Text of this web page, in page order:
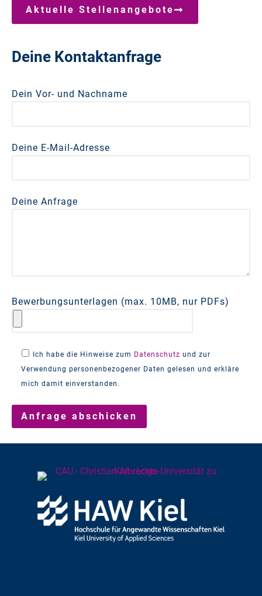
Aktuelle Stellenangebote
Deine Kontaktanfrage
Dein Vor- und Nachname
Deine E-Mail-Adresse
Deine Anfrage
Bewerbungsunterlagen (max. 10MB, nur PDFs)
Ich habe die Hinweise zum Datenschutz und zur
Verwendung personenbezogener Daten gelesen und erkläre
mich damit einverstanden.